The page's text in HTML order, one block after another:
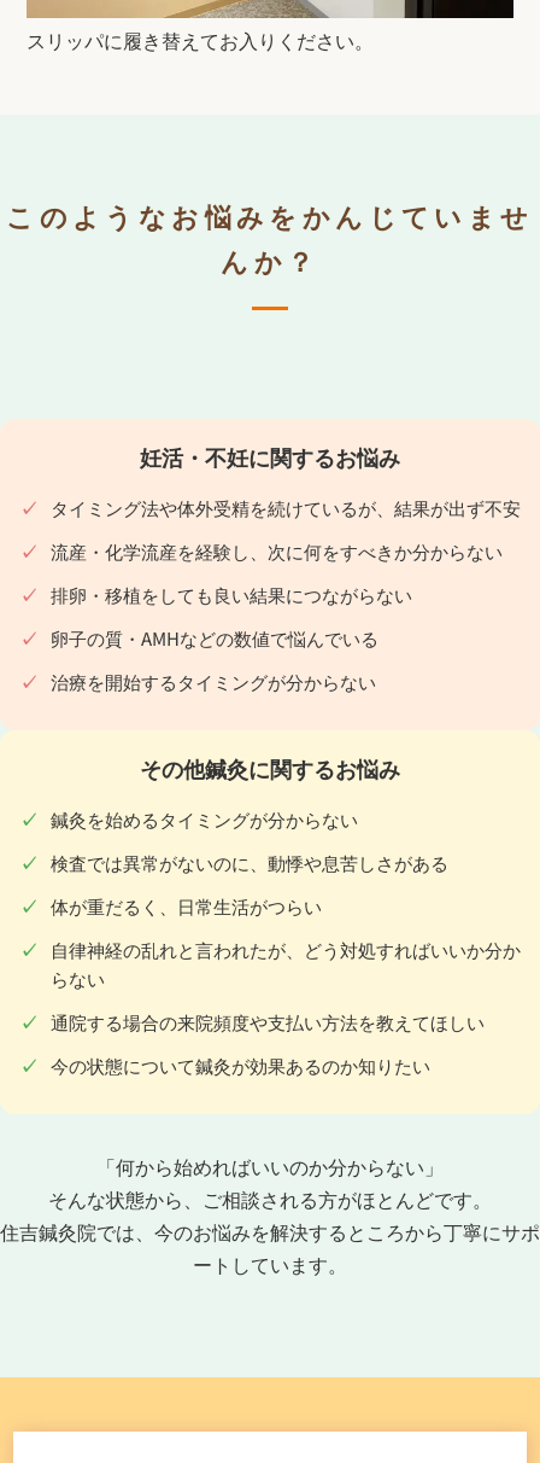
スリッパに履き替えてお入りください。
このようなお悩みをかんじていませ
んか？
妊活・不妊に関するお悩み
タイミング法や体外受精を続けているが、結果が出ず不安
流産・化学流産を経験し、次に何をすべきか分からない
排卵・移植をしても良い結果につながらない
卵子の質・AMHなどの数値で悩んでいる
治療を開始するタイミングが分からない
その他鍼灸に関するお悩み
鍼灸を始めるタイミングが分からない
検査では異常がないのに、動悸や息苦しさがある
体が重だるく、日常生活がつらい
自律神経の乱れと言われたが、どう対処すればいいか分か
らない
通院する場合の来院頻度や支払い方法を教えてほしい
今の状態について鍼灸が効果あるのか知りたい
「何から始めればいいのか分からない」
そんな状態から、ご相談される方がほとんどです。
住吉鍼灸院では、今のお悩みを解決するところから丁寧にサポ
ートしています。